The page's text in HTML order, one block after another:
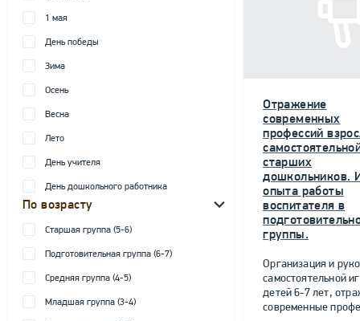
1 мая
День победы
Зима
Осень
Весна
Лето
День учителя
День дошкольного работника
По возрасту
Старшая группа (5-6)
Подготовительная группа (6-7)
Средняя группа (4-5)
Младшая группа (3-4)
Отражение
современных
профессий
старших
дошкольников.
опыта работы
воспитателя в
группы.
Организация и
самостоятельной
детей 6-7 лет,
современные